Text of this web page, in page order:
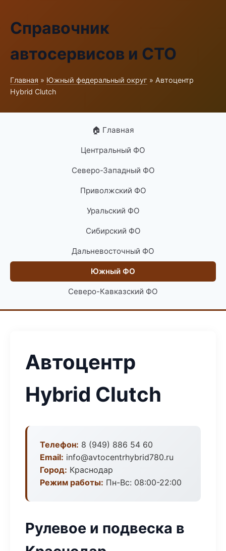
Справочник
автосервисов и СТО
Главная » Южный федеральный округ » Автоцентр
Hybrid Clutch
🏠 Главная
Центральный ФО
Северо-Западный ФО
Приволжский ФО
Уральский ФО
Сибирский ФО
Дальневосточный ФО
Южный ФО
Северо-Кавказский ФО
Автоцентр
Hybrid Clutch
Телефон: 8 (949) 886 54 60
Email: info@avtocentrhybrid780.ru
Город: Краснодар
Режим работы: Пн-Вс: 08:00-22:00
Рулевое и подвеска в